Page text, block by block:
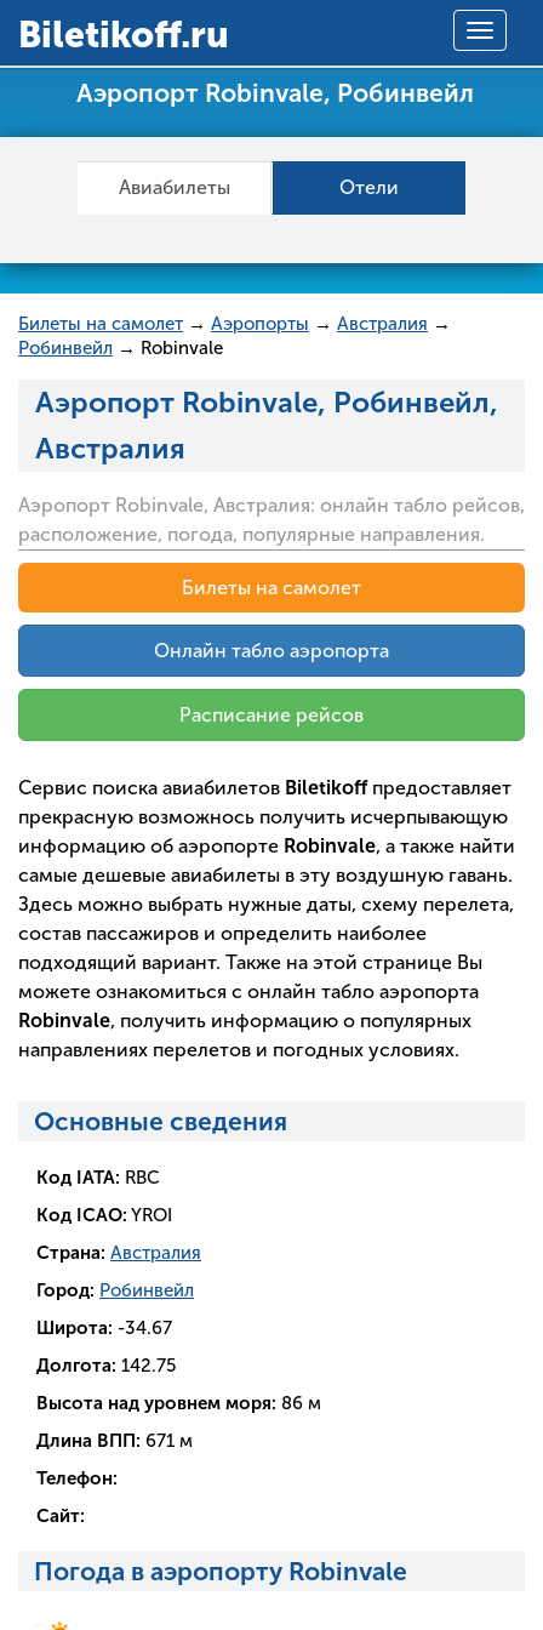
Toggle
Вiletikoff.ru
Аэропорт Robinvale, Робинвейл
Авиабилеты Отели
Билеты на самолет → Аэропорты → Австралия →
Робинвейл → Robinvale
Аэропорт Robinvale, Робинвейл,
Австралия
Аэропорт Robinvale, Австралия: онлайн табло рейсов,
расположение, погода, популярные направления.
Билеты на самолет
Онлайн табло аэропорта
Расписание рейсов
Сервис поиска авиабилетов Biletikoffпредоставляет
прекрасную возможнось получить исчерпывающую
информацию об аэропорте Robinvale, а также найти
самые дешевые авиабилеты в эту воздушную гавань.
Здесь можно выбрать нужные даты, схему перелета,
состав пассажиров и определить наиболее
подходящий вариант. Также на этой странице Вы
можете ознакомиться с онлайн табло аэропорта
Robinvale, получить информацию о популярных
направлениях перелетов и погодных условиях.
Основные сведения
Код IATA: RBC
Код ICAO: YROI
Страна: Австралия
Город: Робинвейл
Широта: -34.67
Долгота: 142.75
Высота над уровнем моря: 86 м
Длина ВПП: 671 м
Телефон:
Сайт:
Погода в аэропорту Robinvale